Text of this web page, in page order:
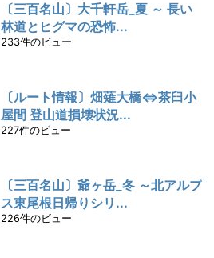
〔三百名山〕大千軒岳_夏 ～ 長い
林道とヒグマの恐怖...
233件のビュー
〔ルート情報〕畑薙大橋⇔茶臼小
屋間 登山道損壊状況...
227件のビュー
〔三百名山〕爺ヶ岳_冬 ～北アルプ
ス東尾根日帰りシリ...
226件のビュー